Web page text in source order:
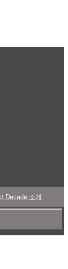
Decade 소개